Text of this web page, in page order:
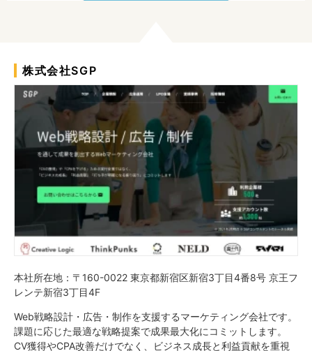
株式会社SGP
本社所在地：〒160-0022 東京都新宿区新宿3丁目4番8号 京王フ
レンテ新宿3丁目4F
Web戦略設計・広告・制作を支援するマーケティング会社です。
課題に応じた最適な戦略提案で成果最大化にコミットします。
CV獲得やCPA改善だけでなく、ビジネス成長と利益貢献を重視